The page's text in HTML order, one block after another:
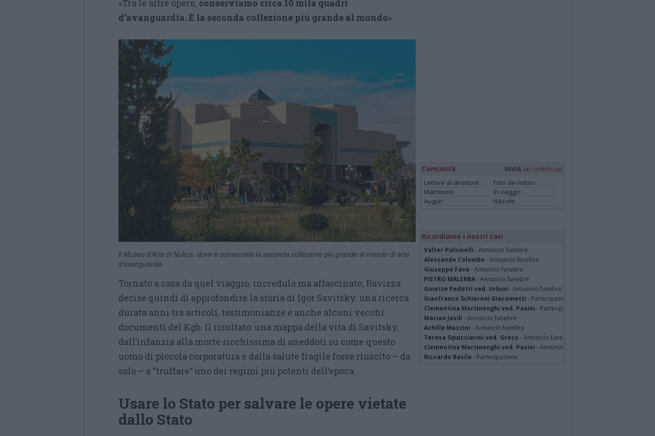
«Tra le altre opere, conserviamo circa 10 mila quadri
d’avanguardia. È la seconda collezione più grande al mondo».
Il Museo d’Arte di Nukus, dove è conservata la seconda collezione più grande al mondo di arte
d’avanguardia
Tornato a casa da quel viaggio, incredulo ma affascinato, Ravizza
decise quindi di approfondire la storia di Igor Savitsky: una ricerca
durata anni tra articoli, testimonianze e anche alcuni vecchi
documenti del Kgb. Il risultato: una mappa della vita di Savitsky,
dall’infanzia alla morte ricchissima di aneddoti su come questo
uomo di piccola corporatura e dalla salute fragile fosse riuscito – da
solo – a “truffare” uno dei regimi più potenti dell’epoca.
Usare lo Stato per salvare le opere vietate
dallo Stato
Comunità INVIA un contributo
Lettere al direttore
Foto dei lettori
Matrimoni
In viaggio
Auguri
Nascite
Ricordiamo i nostri cari
Valter Pulsinelli - Annuncio funebre
Alessando Colombo - Annuncio funebre
Giuseppe Fava - Annuncio funebre
PIETRO MALERBA- Annuncio funebre
Ginette Pedotti ved. Urbini - Annuncio funebre
Gianfranco Schieroni Giacometti - Partecipazione
Clementina Martinenghi ved. Pasini - Partecipazione
Marian Jasik - Annuncio funebre
Achille Mazzini - Annuncio funebre
Teresa Squicciarini ved. Greco - Annuncio funebre
Clementina Martinenghi ved. Pasini - Annuncio funebre
Riccardo Basile - Partecipazione